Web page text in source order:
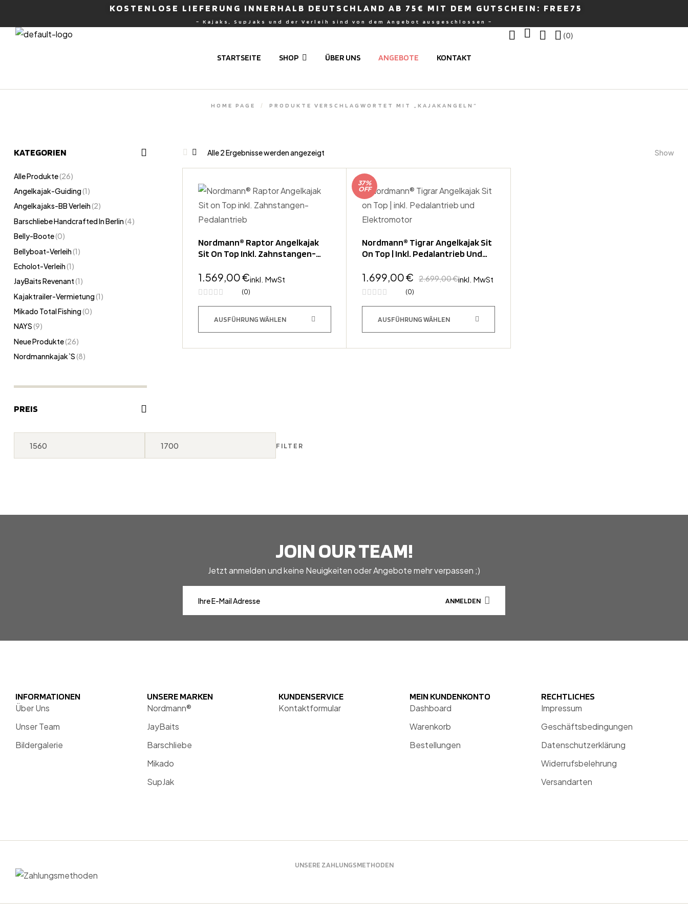
KOSTENLOSE LIEFERUNG INNERHALB DEUTSCHLAND AB 75€ MIT DEM GUTSCHEIN: FREE75
– Kajaks, SupJaks und der Verleih sind von dem Angebot ausgeschlossen –
STARTSEITE SHOP ÜBER UNS ANGEBOTE KONTAKT
(0)
HOME PAGE / PRODUKTE VERSCHLAGWORTET MIT „KAJAKANGELN“
Alle 2 Ergebnisse werden angezeigt Show
Nordmann® Raptor Angelkajak
Sit On Top Inkl. Zahnstangen-
1.569,00€inkl. MwSt
(0)
AUSFÜHRUNG WÄHLEN
37%
OFF
Nordmann® Tigrar Angelkajak Sit
On Top | Inkl. Pedalantrieb Und
2.699,00€
1.699,00€ inkl. MwSt
(0)
AUSFÜHRUNG WÄHLEN
KATEGORIEN
Alle Produkte(26)
Angelkajak-Guiding(1)
Angelkajaks-BB Verleih(2)
Barschliebe Handcrafted In Berlin(4)
Belly-Boote(0)
Bellyboat-Verleih(1)
Echolot-Verleih(1)
JayBaits Revenant(1)
Kajaktrailer-Vermietung(1)
Mikado Total Fishing(0)
NAYS(9)
Neue Produkte(26)
Nordmannkajak`s(8)
PREIS
FILTER
JOIN OUR TEAM!
Jetzt anmelden und keine Neuigkeiten oder Angebote mehr verpassen ;)
ANMELDEN
INFORMATIONEN
Über Uns
Unser Team
Bildergalerie
UNSERE MARKEN
Nordmann®
JayBaits
Barschliebe
Mikado
SupJak
KUNDENSERVICE
Kontaktformular
MEIN KUNDENKONTO
Dashboard
Warenkorb
Bestellungen
RECHTLICHES
Impressum
Geschäftsbedingungen
Datenschutzerklärung
Widerrufsbelehrung
Versandarten
UNSERE ZAHLUNGSMETHODEN